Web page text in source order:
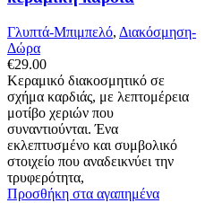
επιλογές
να
σελίδα
του
προϊόντος
Γλυπτά-Μπιμπελό, Διακόσμηση-
Δώρα
€29.00
Κεραμικό διακοσμητικό σε
σχήμα καρδιάς, με λεπτομέρεια
μοτίβο χεριών που
συναντιούνται. Ένα
εκλεπτυσμένο και συμβολικό
στοιχείο που αναδεικνύει την
τρυφερότητα,
Προσθήκη στα αγαπημένα